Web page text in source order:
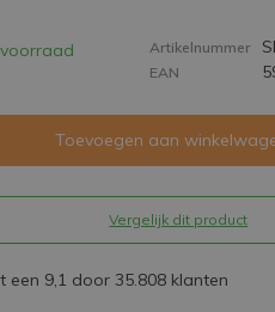
Artikelnummer
EAN
Toevoegen aan
Vergelijk dit product
een 9,1 door 35.808 klanten